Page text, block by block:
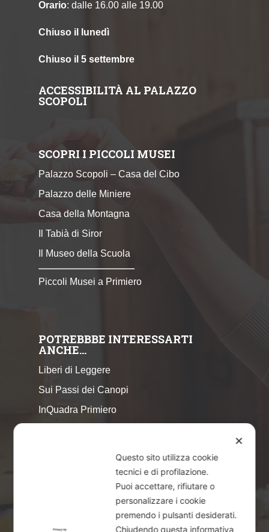
Orario: dalle 16.00 alle 19.00
Chiuso il lunedì
Chiuso il 5 settembre
ACCESSIBILITÀ AL PALAZZO
SCOPOLI
SCOPRI I PICCOLI MUSEI
Palazzo Scopoli – Casa del Cibo
Palazzo delle Miniere
Casa della Montagna
Il Tabià di Siror
Il Museo della Scuola
Piccoli Musei a Primiero
POTREBBBE INTERESSARTI
ANCHE…
Liberi di Leggere
Sui Passi dei Canopi
InQuadra Primiero
Libretto Eventi – estate 2026
✕
Questo sito utilizza cookie
tecnici e di profilazione.
Puoi accettare, rifiutare o
personalizzare i cookie
premendo i pulsanti desiderati.
Chiudendo questa informativa